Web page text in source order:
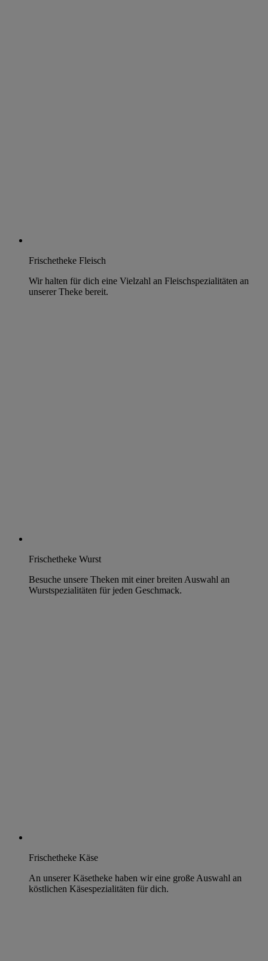
Frischetheke Fleisch
Wir halten für dich eine Vielzahl an Fleischspezialitäten an
unserer Theke bereit.
Frischetheke Wurst
Besuche unsere Theken mit einer breiten Auswahl an
Wurstspezialitäten für jeden Geschmack.
Frischetheke Käse
An unserer Käsetheke haben wir eine große Auswahl an
köstlichen Käsespezialitäten für dich.